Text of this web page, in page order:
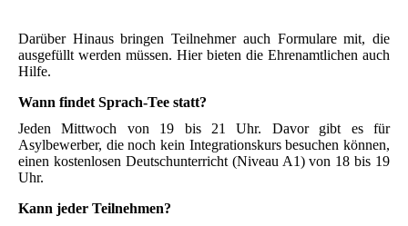
Darüber Hinaus bringen Teilnehmer auch Formulare mit, die
ausgefüllt werden müssen. Hier bieten die Ehrenamtlichen auch
Hilfe.
Wann findet Sprach-Tee statt?
Jeden Mittwoch von 19 bis 21 Uhr. Davor gibt es für
Asylbewerber, die noch kein Integrationskurs besuchen können,
einen kostenlosen Deutschunterricht (Niveau A1) von 18 bis 19
Uhr.
Kann jeder Teilnehmen?